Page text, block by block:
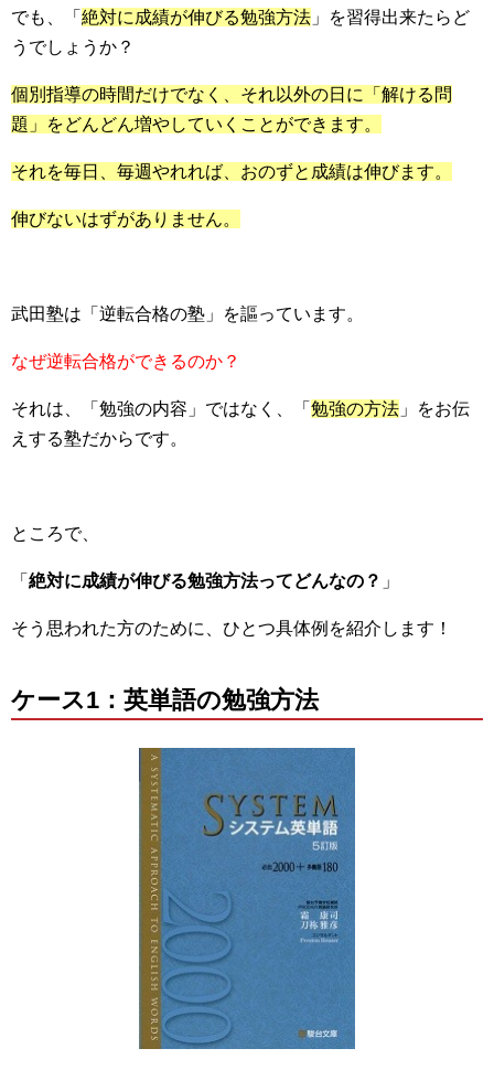
でも、「 絶対に成績が伸びる勉強方法 」を習得出来たらど
うでしょうか？
個別指導の時間だけでなく、それ以外の日に「解ける問
題」をどんどん増やしていくことができます。
それを毎日、毎週やれれば、おのずと成績は伸びます。
伸びないはずがありません。
武田塾は「逆転合格の塾」を謳っています。
なぜ逆転合格ができるのか？
それは、「勉強の内容」ではなく、「 勉強の方法 」をお伝
えする塾だからです。
ところで、
「 絶対に成績が伸びる勉強方法ってどんなの？ 」
そう思われた方のために、ひとつ具体例を紹介します！
ケース1：英単語の勉強方法